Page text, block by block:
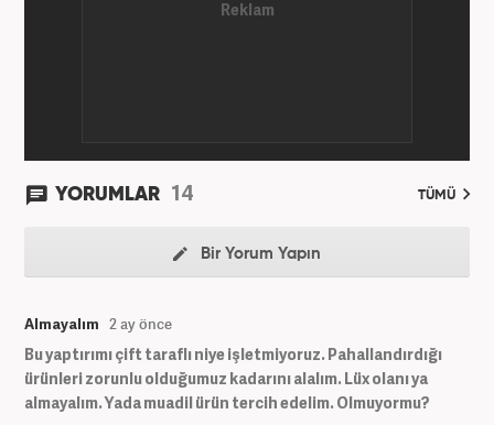
YORUMLAR 14 TÜMÜ
Bir Yorum Yapın
Almayalım 2 ay önce
Bu yaptırımı çift taraflı niye işletmiyoruz. Pahallandırdığı
ürünleri zorunlu olduğumuz kadarını alalım. Lüx olanı ya
almayalım. Yada muadil ürün tercih edelim. Olmuyormu?